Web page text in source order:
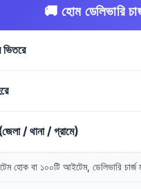
🚚 হোম ডেলিভারি
ভিতরে
/ থানা / গ্রামে)
হোক বা ১০০টি আইটেম, ডেলিভারি চার্জ